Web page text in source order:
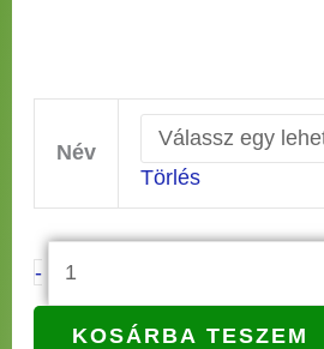
Név
Törlés
-
KOSÁRBA TESZEM